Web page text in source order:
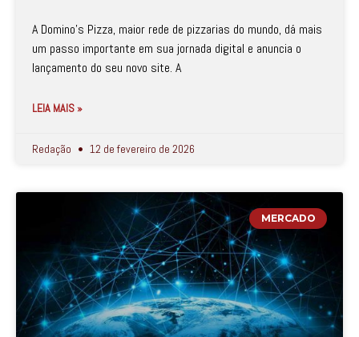
A Domino’s Pizza, maior rede de pizzarias do mundo, dá mais
um passo importante em sua jornada digital e anuncia o
lançamento do seu novo site. A
LEIA MAIS »
Redação 12 de fevereiro de 2026
MERCADO